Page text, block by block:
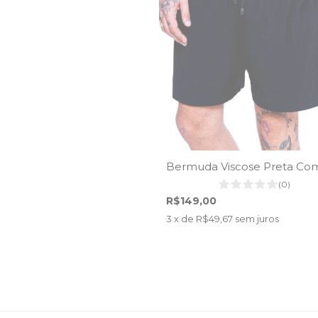
Bermuda Viscose Preta
(0)
R$149,00
3 x de R$49,67 sem juros